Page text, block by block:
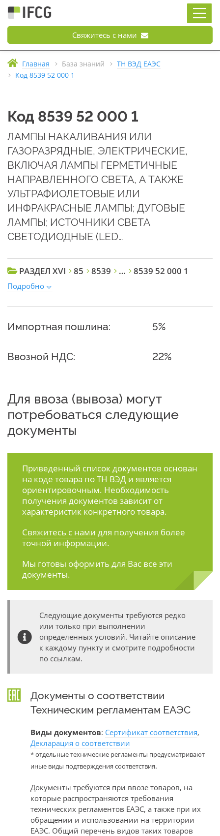
Свяжитесь с нами
Главная База знаний
ТН ВЭД ЕАЭС
Код 8539 52 000 1
Код 8539 52 000 1
ЛАМПЫ НАКАЛИВАНИЯ ИЛИ
ГАЗОРАЗРЯДНЫЕ, ЭЛЕКТРИЧЕСКИЕ,
ВКЛЮЧАЯ ЛАМПЫ ГЕРМЕТИЧНЫЕ
НАПРАВЛЕННОГО СВЕТА, А ТАКЖЕ
УЛЬТРАФИОЛЕТОВЫЕ ИЛИ
ИНФРАКРАСНЫЕ ЛАМПЫ; ДУГОВЫЕ
ЛАМПЫ; ИСТОЧНИКИ СВЕТА
СВЕТОДИОДНЫЕ (LED…
РАЗДЕЛ XVI 85 8539 … 8539 52 000 1
Подробно
Импортная пошлина: 5%
Ввозной НДС: 22%
Для ввоза (вывоза) могут
потребоваться следующие
документы
Приведенный список документов основан
на коде товара по ТН ВЭД и является
ориентировочным. Необходимость
получения документов зависит от
характеристик конкретного товара.
Свяжитесь с нами для получения более
точной информации.
Мы готовы оформить для Вас все эти
документы.
Следующие документы требуются редко
или только при выполнении
определенных условий. Читайте описание
к каждому пункту и смотрите подробности
по ссылкам.
Документы о соответствии
Техническим регламентам ЕАЭС
Виды документов: Сертификат соответствия,
Декларация о соответствии
* отдельные технические регламенты предусматривают
иные виды подтверждения соответствия.
Документы требуются при ввозе товаров, на
которые распространяются требования
технических регламентов ЕАЭС, а также при их
обращении и использовании на территории
ЕАЭС. Общий перечень видов таких товаров